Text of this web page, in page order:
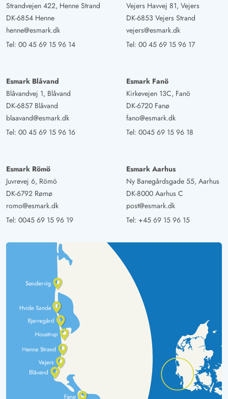
Strandvejen 422, Henne Strand
DK-6854 Henne
henne@esmark.dk
Tel: 00 45 69 15 96 14
Vejers Havvej 81, Vejers
DK-6853 Vejers Strand
vejers@esmark.dk
Tel: 00 45 69 15 96 17
Esmark Blåvand
Blåvandvej 1, Blåvand
DK-6857 Blåvand
blaavand@esmark.dk
Tel: 00 45 69 15 96 16
Esmark Fanö
Kirkevejen 13C, Fanö
DK-6720 Fanø
fano@esmark.dk
Tel: 0045 69 15 96 18
Esmark Römö
Juvrevej 6, Römö
DK-6792 Rømø
romo@esmark.dk
Tel: 0045 69 15 96 19
Esmark Aarhus
Ny Banegårdsgade 55, Aarhus
DK-8000 Aarhus C
post@esmark.dk
Tel: +45 69 15 96 15